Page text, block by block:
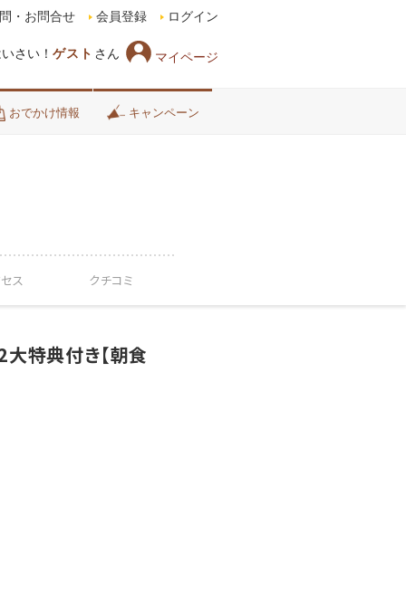
さい！ ゲスト さん マイページ
・お問合せ 会員登録 ログイン
おでかけ情報 キャンペーン
ス クチコミ
大特典付き【朝食